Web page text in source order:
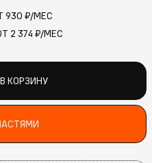
930 ₽/МЕС
2 374 ₽/МЕС
КОРЗИНУ